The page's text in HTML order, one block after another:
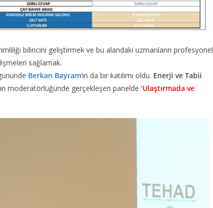
bilincini geliştirmek ve bu alandaki uzmanların profesyonel
sağlamak.
Berkan Bayram‘ın da bir katılımı oldu. Enerji ve Tabii
moderatörlüğünde gerçekleşen panelde ‘Ulaştırmada ve